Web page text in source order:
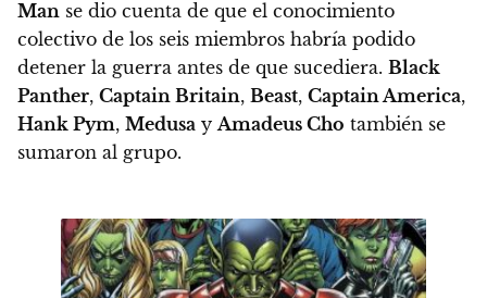
Man se dio cuenta de que el conocimiento
colectivo de los seis miembros habría podido
detener la guerra antes de que sucediera. Black
Panther, Captain Britain, Beast, Captain America,
Hank Pym, Medusa y Amadeus Cho también se
sumaron al grupo.